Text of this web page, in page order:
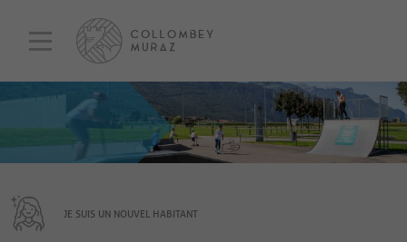
JE SUIS UN NOUVEL HABITANT